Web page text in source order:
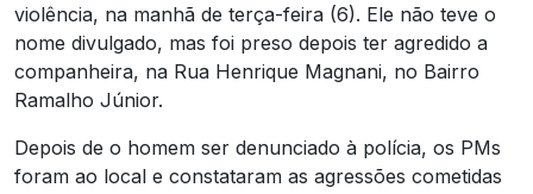
violência, na manhã de terça-feira (6). Ele não teve o
nome divulgado, mas foi preso depois ter agredido a
companheira, na Rua Henrique Magnani, no Bairro
Ramalho Júnior.
Depois de o homem ser denunciado à polícia, os PMs
foram ao local e constataram as agressões cometidas